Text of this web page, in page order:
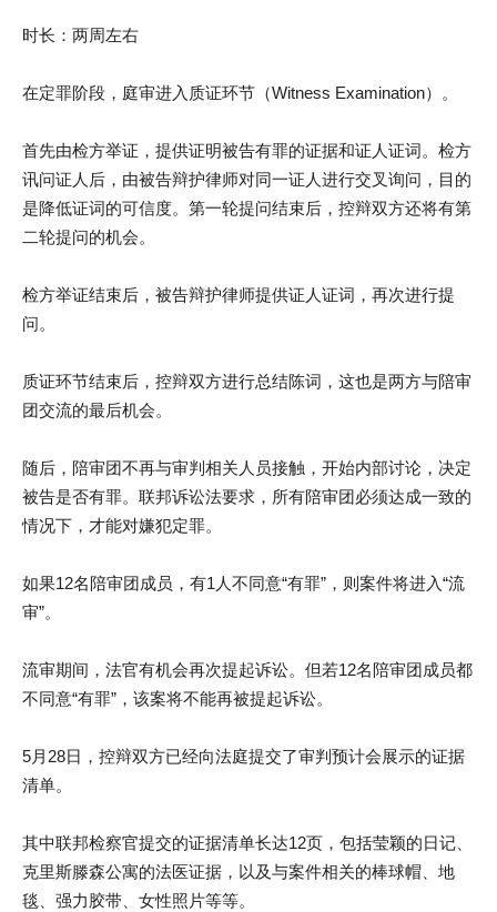
时长：两周左右
在定罪阶段，庭审进入质证环节（Witness Examination）。
首先由检方举证，提供证明被告有罪的证据和证人证词。检方
讯问证人后，由被告辩护律师对同一证人进行交叉询问，目的
是降低证词的可信度。第一轮提问结束后，控辩双方还将有第
二轮提问的机会。
检方举证结束后，被告辩护律师提供证人证词，再次进行提
问。
质证环节结束后，控辩双方进行总结陈词，这也是两方与陪审
团交流的最后机会。
随后，陪审团不再与审判相关人员接触，开始内部讨论，决定
被告是否有罪。联邦诉讼法要求，所有陪审团必须达成一致的
情况下，才能对嫌犯定罪。
如果12名陪审团成员，有1人不同意“有罪”，则案件将进入“流
审”。
流审期间，法官有机会再次提起诉讼。但若12名陪审团成员都
不同意“有罪”，该案将不能再被提起诉讼。
5月28日，控辩双方已经向法庭提交了审判预计会展示的证据
清单。
其中联邦检察官提交的证据清单长达12页，包括莹颖的日记、
克里斯滕森公寓的法医证据，以及与案件相关的棒球帽、地
毯、强力胶带、女性照片等等。